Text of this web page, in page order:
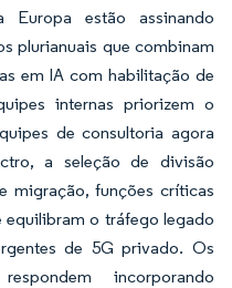
estão assinando
plurianuais que combinam
em IA com habilitação de
internas priorizem o
de consultoria agora
a seleção de divisão
migração, funções críticas
o tráfego legado
de 5G privado. Os
incorporando